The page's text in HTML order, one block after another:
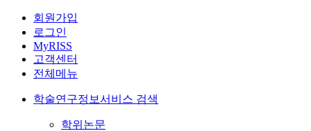
회원가입
로그인
MyRISS
고객센터
전체메뉴
학술연구정보서비스 검색
학위논문